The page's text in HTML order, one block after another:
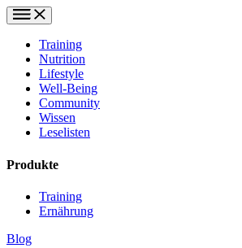
Training
Nutrition
Lifestyle
Well-Being
Community
Wissen
Leselisten
Produkte
Training
Ernährung
Blog